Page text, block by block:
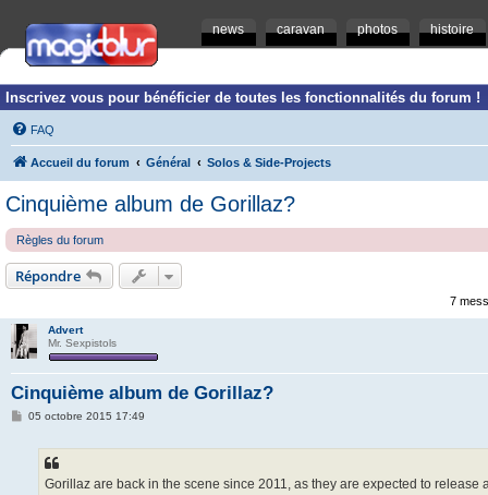
news caravan photos histoire
Inscrivez vous pour bénéficier de toutes les fonctionnalités du forum !
FAQ
Accueil du forum Général Solos & Side-Projects
Cinquième album de Gorillaz?
Règles du forum
Répondre
7
Advert
Mr. Sexpistols
Cinquième album de Gorillaz?
M05 octobre 2015 17:49
Gorillaz are back in the scene since 2011, as they are expected to release